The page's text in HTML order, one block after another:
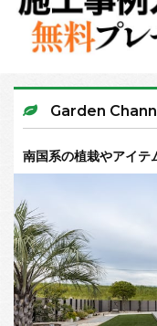
Garden
南国系の植栽やアイ